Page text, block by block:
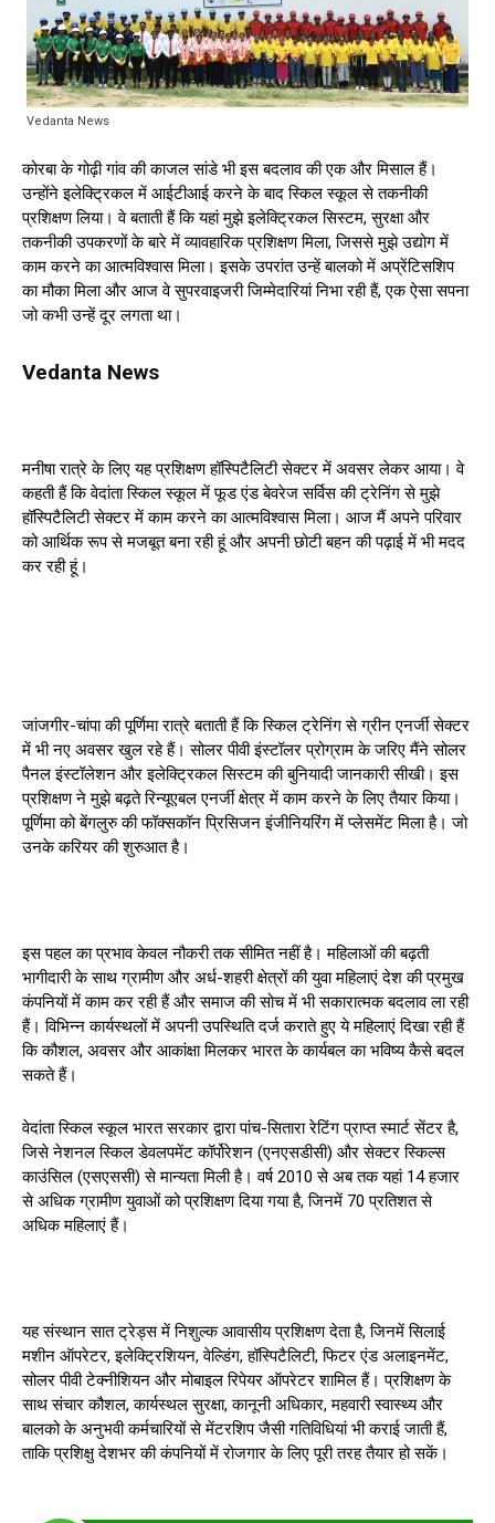
Vedanta News
कोरबा के गोढ़ी गांव की काजल सांडे भी इस बदलाव की एक और मिसाल हैं।
उन्होंने इलेक्ट्रिकल में आईटीआई करने के बाद स्किल स्कूल से तकनीकी
प्रशिक्षण लिया। वे बताती हैं कि यहां मुझे इलेक्ट्रिकल सिस्टम, सुरक्षा और
तकनीकी उपकरणों के बारे में व्यावहारिक प्रशिक्षण मिला, जिससे मुझे उद्योग में
काम करने का आत्मविश्वास मिला। इसके उपरांत उन्हें बालको में अप्रेंटिसशिप
का मौका मिला और आज वे सुपरवाइजरी जिम्मेदारियां निभा रही हैं, एक ऐसा सपना
जो कभी उन्हें दूर लगता था।
Vedanta News
मनीषा रात्रे के लिए यह प्रशिक्षण हॉस्पिटैलिटी सेक्टर में अवसर लेकर आया। वे
कहती हैं कि वेदांता स्किल स्कूल में फूड एंड बेवरेज सर्विस की ट्रेनिंग से मुझे
हॉस्पिटैलिटी सेक्टर में काम करने का आत्मविश्वास मिला। आज मैं अपने परिवार
को आर्थिक रूप से मजबूत बना रही हूं और अपनी छोटी बहन की पढ़ाई में भी मदद
कर रही हूं।
जांजगीर-चांपा की पूर्णिमा रात्रे बताती हैं कि स्किल ट्रेनिंग से ग्रीन एनर्जी सेक्टर
में भी नए अवसर खुल रहे हैं। सोलर पीवी इंस्टॉलर प्रोग्राम के जरिए मैंने सोलर
पैनल इंस्टॉलेशन और इलेक्ट्रिकल सिस्टम की बुनियादी जानकारी सीखी। इस
प्रशिक्षण ने मुझे बढ़ते रिन्यूएबल एनर्जी क्षेत्र में काम करने के लिए तैयार किया।
पूर्णिमा को बेंगलुरु की फॉक्सकॉन प्रिसिजन इंजीनियरिंग में प्लेसमेंट मिला है। जो
उनके करियर की शुरुआत है।
इस पहल का प्रभाव केवल नौकरी तक सीमित नहीं है। महिलाओं की बढ़ती
भागीदारी के साथ ग्रामीण और अर्ध-शहरी क्षेत्रों की युवा महिलाएं देश की प्रमुख
कंपनियों में काम कर रही हैं और समाज की सोच में भी सकारात्मक बदलाव ला रही
हैं। विभिन्न कार्यस्थलों में अपनी उपस्थिति दर्ज कराते हुए ये महिलाएं दिखा रही हैं
कि कौशल, अवसर और आकांक्षा मिलकर भारत के कार्यबल का भविष्य कैसे बदल
सकते हैं।
वेदांता स्किल स्कूल भारत सरकार द्वारा पांच-सितारा रेटिंग प्राप्त स्मार्ट सेंटर है,
जिसे नेशनल स्किल डेवलपमेंट कॉर्पोरेशन (एनएसडीसी) और सेक्टर स्किल्स
काउंसिल (एसएससी) से मान्यता मिली है। वर्ष 2010 से अब तक यहां 14 हजार
से अधिक ग्रामीण युवाओं को प्रशिक्षण दिया गया है, जिनमें 70 प्रतिशत से
अधिक महिलाएं हैं।
यह संस्थान सात ट्रेड्स में निशुल्क आवासीय प्रशिक्षण देता है, जिनमें सिलाई
मशीन ऑपरेटर, इलेक्ट्रिशियन, वेल्डिंग, हॉस्पिटैलिटी, फिटर एंड अलाइनमेंट,
सोलर पीवी टेक्नीशियन और मोबाइल रिपेयर ऑपरेटर शामिल हैं। प्रशिक्षण के
साथ संचार कौशल, कार्यस्थल सुरक्षा, कानूनी अधिकार, महवारी स्वास्थ्य और
बालको के अनुभवी कर्मचारियों से मेंटरशिप जैसी गतिविधियां भी कराई जाती हैं,
ताकि प्रशिक्षु देशभर की कंपनियों में रोजगार के लिए पूरी तरह तैयार हो सकें।